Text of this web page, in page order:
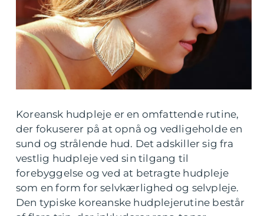
Koreansk hudpleje er en omfattende rutine,
der fokuserer på at opnå og vedligeholde en
sund og strålende hud. Det adskiller sig fra
vestlig hudpleje ved sin tilgang til
forebyggelse og ved at betragte hudpleje
som en form for selvkærlighed og selvpleje.
Den typiske koreanske hudplejerutine består